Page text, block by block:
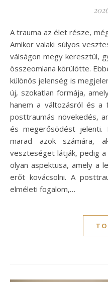
A trauma az élet része, mégis mindig megrázó és váratlan.
Amikor valaki súlyos
válságon megy keresztül,
összeomlana körülötte.
különös jelenség is
új, szokatlan formája,
hanem a változásról és a
posttraumás növekedés,
és megerősödést
marad azok számára,
veszteséget látják, pedig
olyan aspektusa, amely a
erőt kovácsolni. A
elméleti fogalom,…